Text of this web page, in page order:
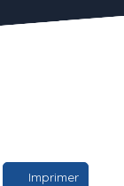
Imprimer